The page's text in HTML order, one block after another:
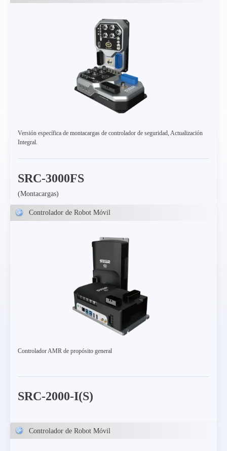
Versión específica de montacargas de controlador de seguridad, Actualización
Integral.
SRC-3000FS
(Montacargas)
Controlador de Robot Móvil
Controlador AMR de propósito general
SRC-2000-I(S)
Controlador de Robot Móvil